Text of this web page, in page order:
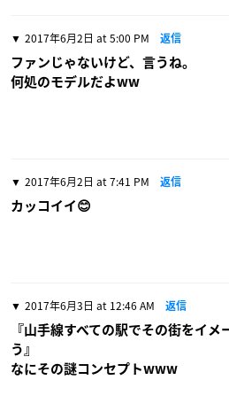
2017年6月2日 at 5:00 PM 返信
ファンじゃないけど、言うね。
何処のモデルだよww
2017年6月2日 at 7:41 PM 返信
カッコイイ😊
2017年6月3日 at 12:46 AM 返信
『山手線すべての駅でその街をイ
う』
なにその謎コンセプトwww